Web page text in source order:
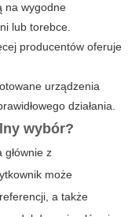
na wygodne
lub torebce.
producentów oferuje
urządzenia
działania.
wybór?
głównie z
może
a także